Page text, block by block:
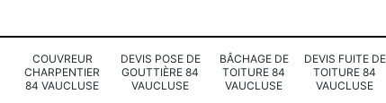
COUVREUR
CHARPENTIER
84 VAUCLUSE
DEVIS POSE DE
GOUTTIÈRE 84
VAUCLUSE
BÂCHAGE DE
TOITURE 84
VAUCLUSE
DEVIS FUITE DE
TOITURE 84
VAUCLUSE